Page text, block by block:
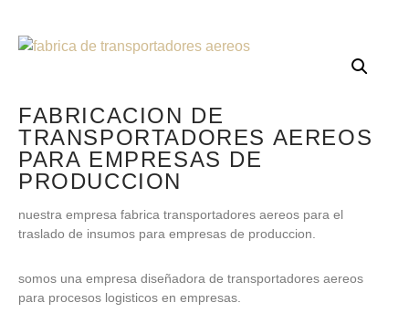
FABRICACION DE
TRANSPORTADORES AEREOS
PARA EMPRESAS DE
PRODUCCION
nuestra empresa fabrica transportadores aereos para el
traslado de insumos para empresas de produccion.
somos una empresa diseñadora de transportadores aereos
para procesos logisticos en empresas.